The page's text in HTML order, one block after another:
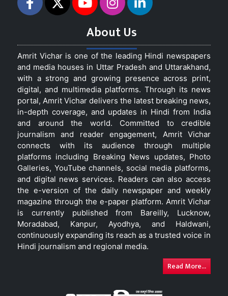
About Us
Amrit Vichar is one of the leading Hindi newspapers
and media houses in Uttar Pradesh and Uttarakhand,
with a strong and growing presence across print,
digital, and multimedia platforms. Through its news
portal, Amrit Vichar delivers the latest breaking news,
in-depth coverage, and updates in Hindi from India
and around the world. Committed to credible
journalism and reader engagement, Amrit Vichar
connects with its audience through multiple
platforms including Breaking News updates, Photo
Galleries, YouTube channels, social media platforms,
and digital news services. Readers can also access
the e-version of the daily newspaper and weekly
magazine through the e-paper platform. Amrit Vichar
is currently published from Bareilly, Lucknow,
Moradabad, Kanpur, Ayodhya, and Haldwani,
continuously expanding its reach as a trusted voice in
Hindi journalism and regional media.
Read More...